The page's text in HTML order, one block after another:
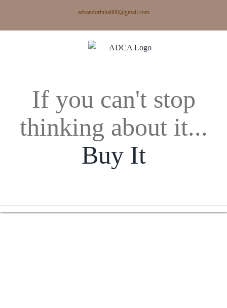
adcandorinha888@gmail.com
If you can't stop
thinking about it...
Buy It